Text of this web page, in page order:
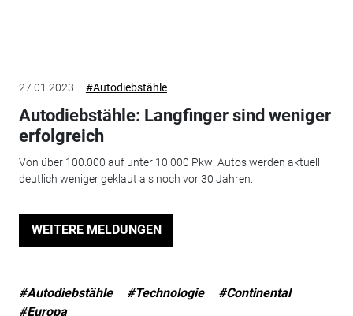
27.01.2023 #Autodiebstähle
Autodiebstähle: Langfinger sind weniger
erfolgreich
Von über 100.000 auf unter 10.000 Pkw: Autos werden aktuell
deutlich weniger geklaut als noch vor 30 Jahren.
WEITERE MELDUNGEN
#Autodiebstähle #Technologie
#Continental
#Europa